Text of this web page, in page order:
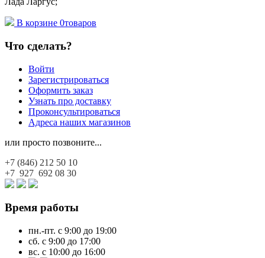
В корзине 0товаров
Что сделать?
Войти
Зарегистрироваться
Оформить заказ
Узнать про доставку
Проконсультироваться
Адреса наших магазинов
или просто позвоните...
+7 (846) 212 50 10
+7 927 692 08 30
Время работы
пн.-пт. с 9:00 до 19:00
сб. с 9:00 до 17:00
вс. с 10:00 до 16:00